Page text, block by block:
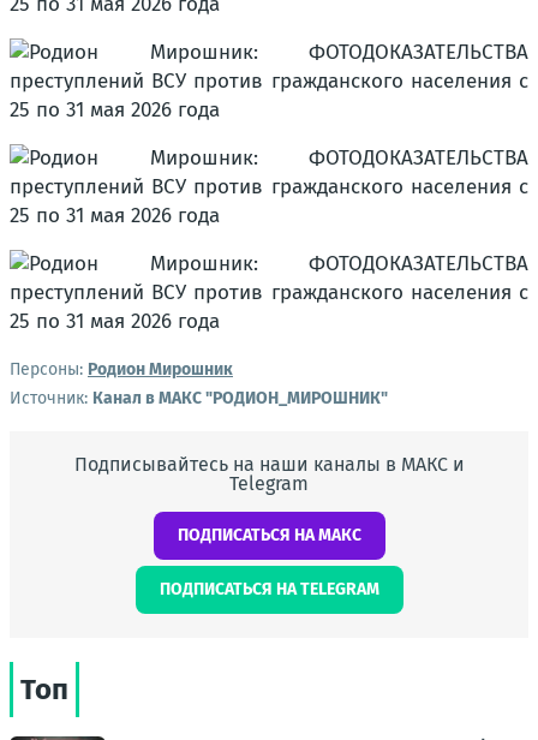
Персоны: Родион Мирошник
Источник: Канал в МАКС "РОДИОН_МИРОШНИК"
Подписывайтесь на наши каналы в МАКС и
Telegram
ПОДПИСАТЬСЯ НА МАКС
ПОДПИСАТЬСЯ НА TELEGRAM
Топ